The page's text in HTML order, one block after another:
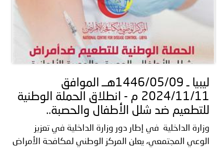
ليبيا ـ 1446/05/09هــ الموافق
2024/11/11 م - انطلاق الحملة الوطنية
للتطعيم ضد شلل الأطفال والحصبة..
وزارة الداخلية في إطار دور وزارة الداخلية في تعزيز
الوعي المجتمعي، يعلن المركز الوطني لمكافحة الأمراض